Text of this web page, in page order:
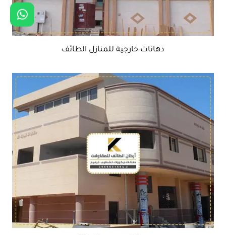
دهانات خارجية للمنازل الطائف